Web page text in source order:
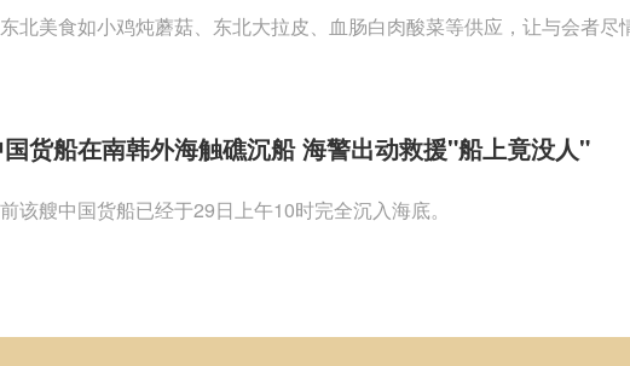
北美食如小鸡炖蘑菇、东北大拉皮、血肠白肉酸菜等供应，让与会者尽
货船在南韩外海触礁沉船 海警出动救援"船上竟没人"
该艘中国货船已经于29日上午10时完全沉入海底。